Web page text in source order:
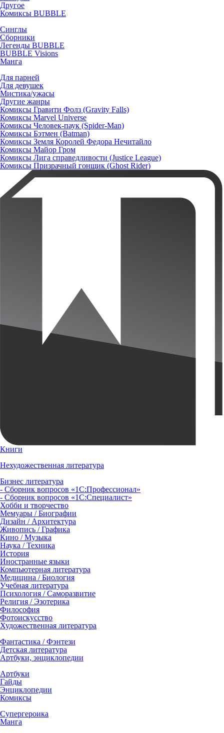
Другое
Комиксы BUBBLE
Синглы
Сборники
Легенды BUBBLE
BUBBLE Visions
Манга
Для парней
Для девушек
Мистика/ужасы
Другие жанры
Комиксы Гравити Фолз (Gravity Falls)
Комиксы Marvel Universe
Комиксы Человек-паук (Spider-Man)
Комиксы Бэтмен (Batman)
Комиксы Земля Королей Федора Нечитайло
Комиксы Майор Гром
Комиксы Лига справедливости (Justice League)
Комиксы Призрачный гонщик (Ghost Rider)
Книги
Нехудожественная литература
Бизнес литература
- Сборник вопросов «1С:Профессионал»
- Сборник вопросов «1С:Специалист»
Хобби и творчество
Мемуары / Биографии
Дизайн / Архитектура
Живопись / Графика
Кино / Музыка
Наука / Техника
История
Иностранные языки
Компьютерная литература
Медицина / Биология
Учебная литература
Психология / Саморазвитие
Религия / Эзотерика
Философия
Фотоискусство
Художественная литература
Фантастика / Фэнтези
Детская литература
Артбуки, энциклопедии
Артбуки
Гайды
Энциклопедии
Комиксы
Супергероика
Манга